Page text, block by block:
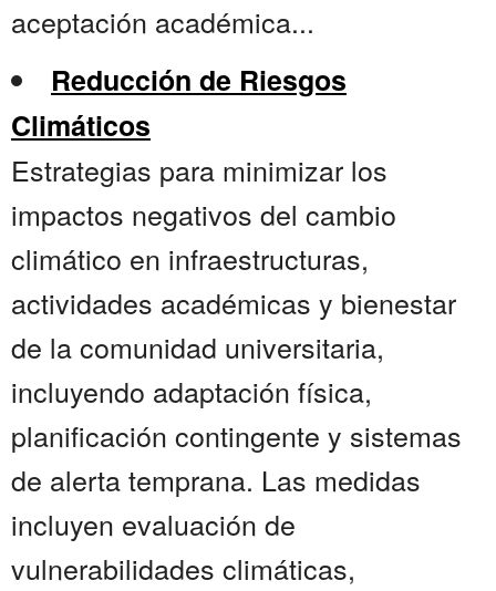
aceptación académica...
Reducción de Riesgos
Climáticos
Estrategias para minimizar los
impactos negativos del cambio
climático en infraestructuras,
actividades académicas y bienestar
de la comunidad universitaria,
incluyendo adaptación física,
planificación contingente y sistemas
de alerta temprana. Las medidas
incluyen evaluación de
vulnerabilidades climáticas,